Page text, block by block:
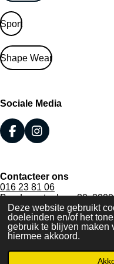
Deze website gebruikt
doeleinden en/of het
gebruik te blijven maken
hiermee akkoord.
Sport
Shape Wear
Sociale Media
F
b
o
o
k
I
a
g
a
m
Contacteer ons
016 23 81 06
Bondgenotenlaan 80,
BTW BE 0472.349.121
© 2020 - 2026 Lingerie Elly
Powered byJouwWeb